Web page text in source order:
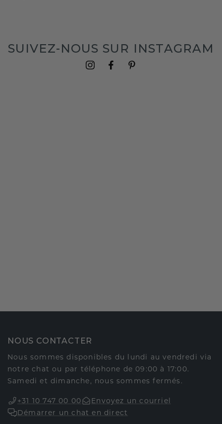
SUIVEZ-NOUS SUR INSTAGRAM
NOUS CONTACTER
Nous sommes disponibles du lundi au vendredi via
notre chat ou par téléphone de 09:00 à 17:00.
Samedi et dimanche, nous sommes fermés.
+31 10 747 00 00
Envoyez un courriel
Démarrer un chat en direct